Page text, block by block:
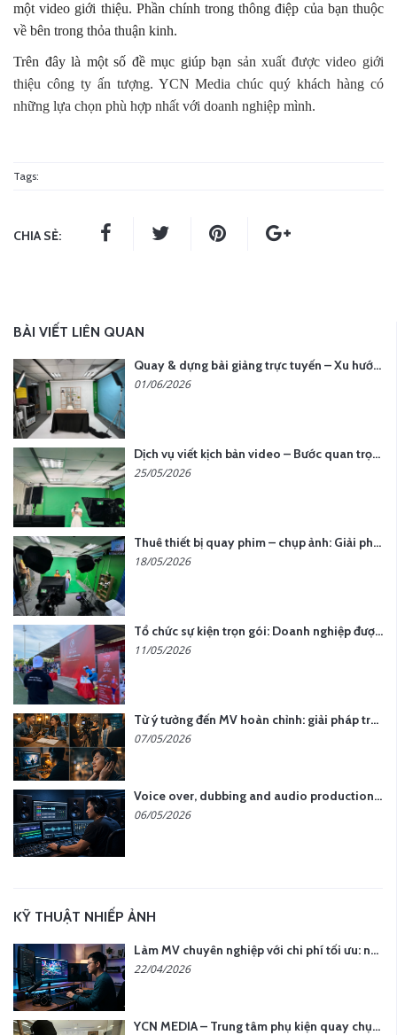
một video giới thiệu. Phần chính trong thông điệp của bạn thuộc
về bên trong thỏa thuận kinh.
Trên đây là một số đề mục giúp bạn sản xuất được video giới
thiệu công ty ấn tượng. YCN Media chúc quý khách hàng có
những lựa chọn phù hợp nhất với doanh nghiệp mình.
Tags:
CHIA SẺ:
BÀI VIẾT LIÊN QUAN
Quay & dựng bài giảng trực tuyến – Xu hướng đào tạo thời đại số
01/06/2026
Dịch vụ viết kịch bản video – Bước quan trọng quyết định thành công nội dung
25/05/2026
Thuê thiết bị quay phim – chụp ảnh: Giải pháp tối ưu chi phí cho doanh nghiệp
18/05/2026
Tổ chức sự kiện trọn gói: Doanh nghiệp được gì khi chọn đơn vị chuyên nghiệp?
11/05/2026
Từ ý tưởng đến MV hoàn chỉnh: giải pháp trọn gói tại YCN Media
07/05/2026
Voice over, dubbing and audio production services in Vietnam for global content
06/05/2026
KỸ THUẬT NHIẾP ẢNH
Làm MV chuyên nghiệp với chi phí tối ưu: nên chọn quay thực tế hay video AI?
22/04/2026
YCN MEDIA – Trung tâm phụ kiện quay chụp tại Hà Nội